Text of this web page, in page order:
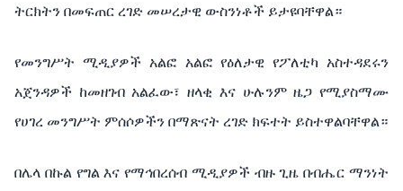
ትርክትን በመፍጠር ረገድ መሠረታዊ ውስንነቶች ይታዩባቸዋል።
የመንግሥት ሚዲያዎች አልፎ አልፎ የዕለታዊ የፖለቲካ አስተዳደሩን
አጀንዳዎች ከመዘገብ አልፈው፣ ዘላቂ እና ሁሉንም ዜጋ የሚያስማሙ
የሀገረ መንግሥት ምሰሶዎችን በማጽናት ረገድ ክፍተት ይስተዋልባቸዋል።
በሌላ በኩል የግል እና የማኅበረሰብ ሚዲያዎች ብዙ ጊዜ በብሔር ማንነት